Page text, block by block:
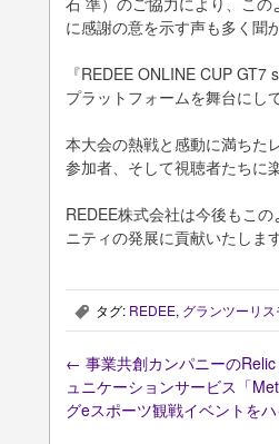
に感謝の意を示す声も多く聞
『REDEE ONLINE CUP
プラットフォームを舞台にし
本大会の熱戦と感動に満ちた
参加者、そして視聴者たちに
REDEE株式会社は今後もこ
ニティの発展に貢献いたしま
, タグ: REDEE, グランツーリス
← 事業共創カンパニーの
ュニケーションサービス「
グeスポーツ観戦イベントを